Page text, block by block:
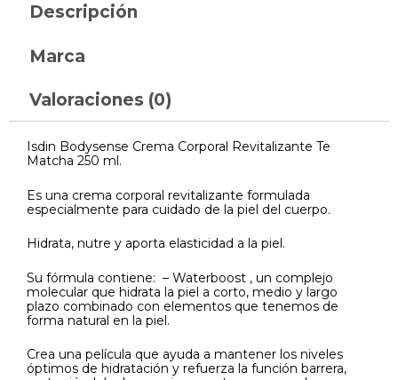
Descripción
Marca
Valoraciones (0)
Isdin Bodysense Crema Corporal Revitalizante Te
Matcha 250 ml.
Es una crema corporal revitalizante formulada
especialmente para cuidado de la piel del cuerpo.
Hidrata, nutre y aporta elasticidad a la piel.
Su fórmula contiene: – Waterboost , un complejo
molecular que hidrata la piel a corto, medio y largo
plazo combinado con elementos que tenemos de
forma natural en la piel.
Crea una película que ayuda a mantener los niveles
óptimos de hidratación y refuerza la función barrera,